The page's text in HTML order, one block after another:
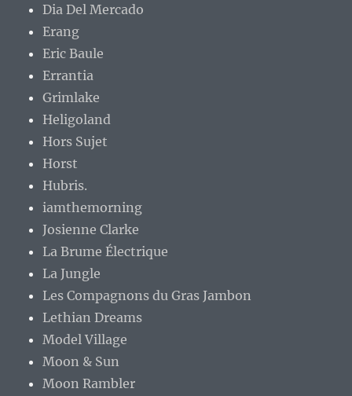
Dia Del Mercado
Erang
Eric Baule
Errantia
Grimlake
Heligoland
Hors Sujet
Horst
Hubris.
iamthemorning
Josienne Clarke
La Brume Électrique
La Jungle
Les Compagnons du Gras Jambon
Lethian Dreams
Model Village
Moon & Sun
Moon Rambler